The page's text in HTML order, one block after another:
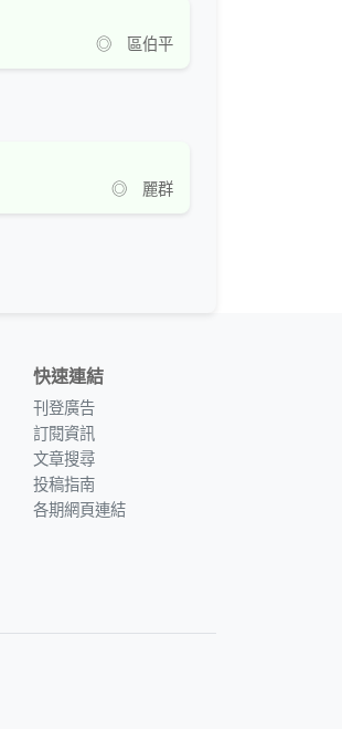
◎ 區伯平
◎ 麗群
快速連結
刊登廣告
訂閱資訊
文章搜尋
投稿指南
各期網頁連結